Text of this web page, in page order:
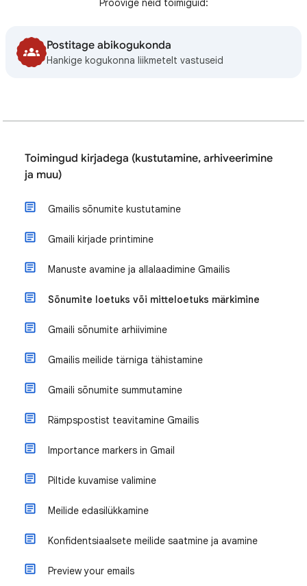
Proovige neid toimiguid:
Postitage abikogukonda
Hankige kogukonna liikmetelt vastuseid
Toimingud kirjadega (kustutamine, arhiveerimine
ja muu)
Gmailis sõnumite kustutamine
Gmaili kirjade printimine
Manuste avamine ja allalaadimine Gmailis
Sõnumite loetuks või mitteloetuks märkimine
Gmaili sõnumite arhiivimine
Gmailis meilide tärniga tähistamine
Gmaili sõnumite summutamine
Rämpspostist teavitamine Gmailis
Importance markers in Gmail
Piltide kuvamise valimine
Meilide edasilükkamine
Konfidentsiaalsete meilide saatmine ja avamine
Preview your emails